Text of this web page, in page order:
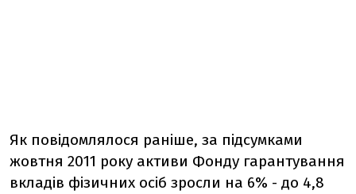
Як повідомлялося раніше, за підсумками
жовтня 2011 року активи Фонду гарантування
вкладів фізичних осіб зросли на 6% - до 4,8